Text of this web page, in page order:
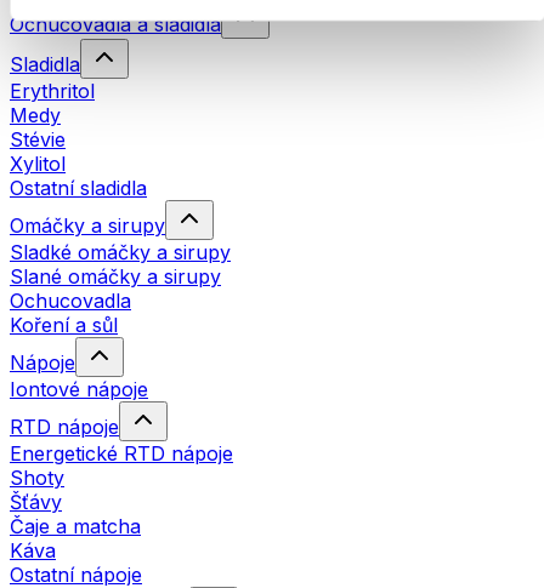
Ochucovadla a sladidla
Sladidla
Erythritol
Medy
Stévie
Xylitol
Ostatní sladidla
Omáčky a sirupy
Sladké omáčky a sirupy
Slané omáčky a sirupy
Ochucovadla
Koření a sůl
Nápoje
Iontové nápoje
RTD nápoje
Energetické RTD nápoje
Shoty
Šťávy
Čaje a matcha
Káva
Ostatní nápoje